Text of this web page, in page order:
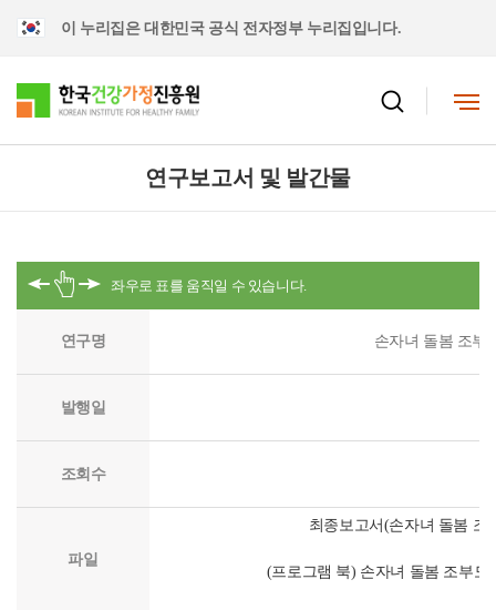
이 누리집은 대한민국 공식 전자정부 누리집입니다.
연구보고서 및 발간물
연구명 손자녀 돌봄 조부
발행일
조회수
파일
최종보고서(손자녀 돌봄 조
(프로그램 북) 손자녀 돌봄 조부모